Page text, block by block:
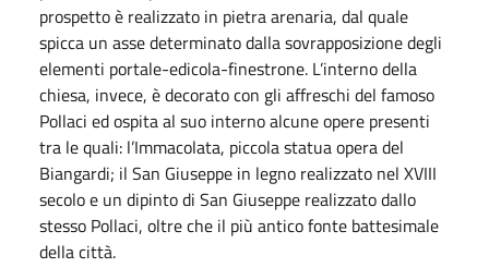
prospetto è realizzato in pietra arenaria, dal quale
spicca un asse determinato dalla sovrapposizione degli
elementi portale-edicola-finestrone. L’interno della
chiesa, invece, è decorato con gli affreschi del famoso
Pollaci ed ospita al suo interno alcune opere presenti
tra le quali: l’Immacolata, piccola statua opera del
Biangardi; il San Giuseppe in legno realizzato nel XVIII
secolo e un dipinto di San Giuseppe realizzato dallo
stesso Pollaci, oltre che il più antico fonte battesimale
della città.